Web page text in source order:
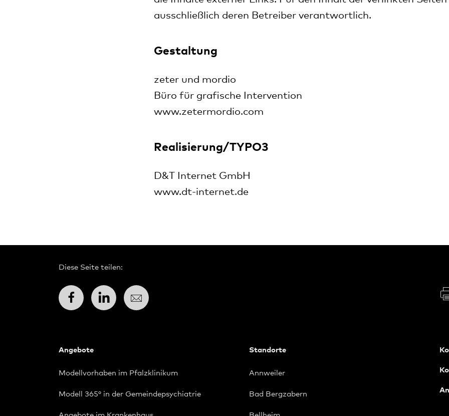
ausschließlich deren Betreiber verantwortlich.
Gestaltung
zeter und mordio
Büro für grafische Intervention
www.zetermordio.com
Realisierung/TYPO3
D&T Internet GmbH
www.dt-internet.de
Diese Seite teilen:
FacebookLinkedIn
Angebote
Modellvorhaben im Pfalzklinikum
Modell 365° in der Gemeindepsychiatrie
Standorte
Annweiler
Bad Bergzabern